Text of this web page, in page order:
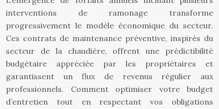
interventions de ramonage transforme
progressivement le modèle économique du secteur.
Ces contrats de maintenance préventive, inspirés du
secteur de la chaudière, offrent une prédictibilité
budgétaire appréciée par les propriétaires et
garantissent un flux de revenus régulier aux
professionnels. Comment optimiser votre budget
d’entretien tout en respectant vos obligations